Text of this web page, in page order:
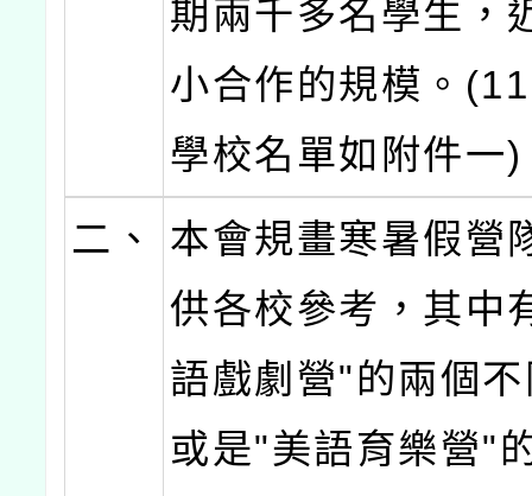
期兩千多名學生，
小合作的規模。
學校名單如附件一)
二、
本會規畫寒暑假營
供各校參考，其中
語戲劇營"的兩個
或是"美語育樂營"